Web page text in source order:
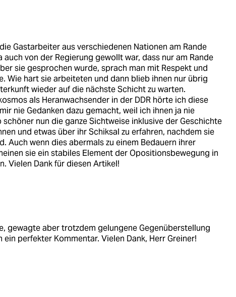
Gastarbeiter aus verschiedenen Nationen am Rande
von der Regierung gewollt war, dass nur am Rande
sie gesprochen wurde, sprach man mit Respekt und
Wie hart sie arbeiteten und dann blieb ihnen nur übrig
wieder auf die nächste Schicht zu warten.
als Heranwachsender in der DDR hörte ich diese
nie Gedanken dazu gemacht, weil ich ihnen ja nie
nun die ganze Sichtweise inklusive der Geschichte
und etwas über ihr Schiksal zu erfahren, nachdem sie
Auch wenn dies abermals zu einem Bedauern ihrer
sie ein stabiles Element der Opositionsbewegung in
Vielen Dank für diesen Artikel!
gewagte aber trotzdem gelungene Gegenüberstellung
ein perfekter Kommentar. Vielen Dank, Herr Greiner!